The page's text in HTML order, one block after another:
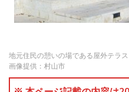
地元住民の憩いの場である屋外テラス
画像提供：村山市